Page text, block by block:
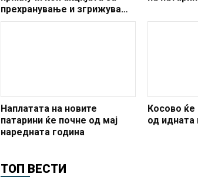
прехранување и згрижување
на бездомните кучиња од
Наплатата на новите
патарини ќе почне од мај
наредната година
Косово
од идната
ТОП ВЕСТИ